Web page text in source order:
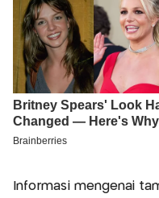
Informasi mengenai